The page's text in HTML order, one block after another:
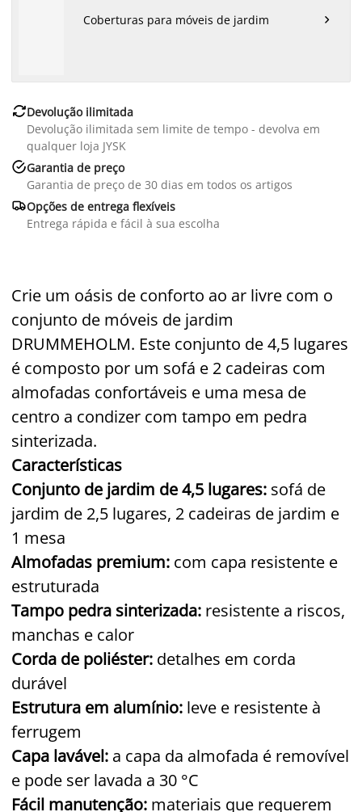
Coberturas para móveis de jardim 
Devolução ilimitada
Devolução ilimitada sem limite de tempo - devolva em
qualquer loja JYSK
Garantia de preço
Garantia de preço de 30 dias em todos os artigos
Opções de entrega flexíveis
Entrega rápida e fácil à sua escolha
Crie um oásis de conforto ao ar livre com o
conjunto de móveis de jardim
DRUMMEHOLM. Este conjunto de 4,5 lugares
é composto por um sofá e 2 cadeiras com
almofadas confortáveis e uma mesa de
centro a condizer com tampo em pedra
sinterizada.
Características
Conjunto de jardim de 4,5 lugares: sofá de
jardim de 2,5 lugares, 2 cadeiras de jardim e
1 mesa
Almofadas premium: com capa resistente e
estruturada
Tampo pedra sinterizada: resistente a riscos,
manchas e calor
Corda de poliéster: detalhes em corda
durável
Estrutura em alumínio: leve e resistente à
ferrugem
Capa lavável: a capa da almofada é removível
e pode ser lavada a 30 °C
Fácil manutenção: materiais que requerem